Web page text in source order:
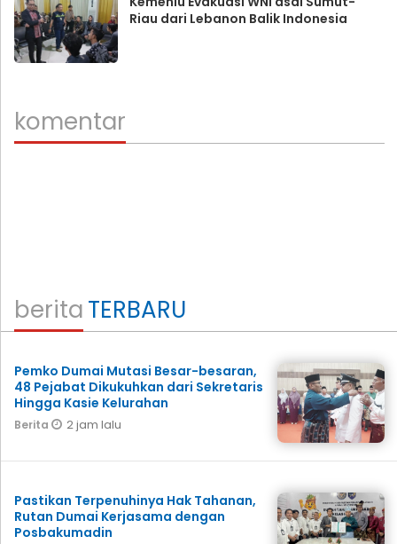
Riau dari Lebanon Balik Indonesia
komentar
beritaTERBARU
Pemko Dumai Mutasi Besar-besaran,
48 Pejabat Dikukuhkan dari Sekretaris
Hingga Kasie Kelurahan
Berita 2 jam lalu
Pastikan Terpenuhinya Hak Tahanan,
Rutan Dumai Kerjasama dengan
Posbakumadin